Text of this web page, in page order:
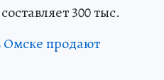
300 тыс.
Омске продают